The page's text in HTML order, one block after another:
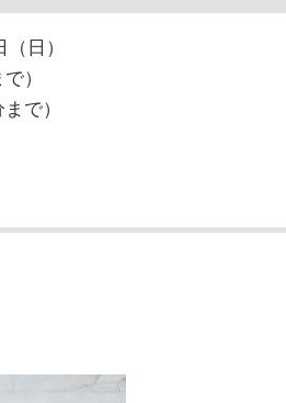
日）
）
で）